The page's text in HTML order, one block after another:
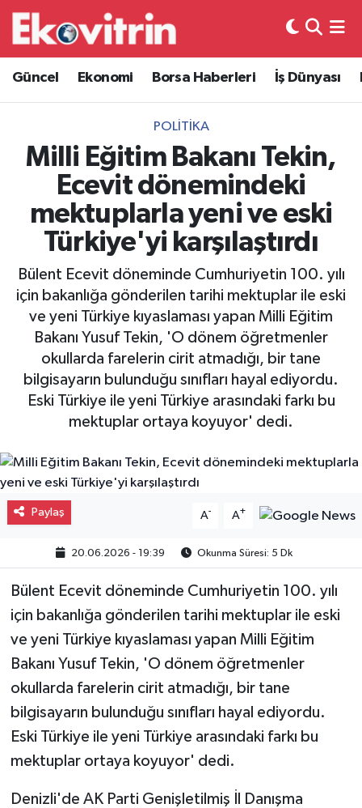
Güncel Ekonomi Borsa Haberleri İş Dünyası
POLITIKA
Milli Eğitim Bakanı Tekin,
Ecevit dönemindeki
mektuplarla yeni ve eski
Türkiye'yi karşılaştırdı
Bülent Ecevit döneminde Cumhuriyetin 100. yılı
için bakanlığa gönderilen tarihi mektuplar ile eski
ve yeni Türkiye kıyaslaması yapan Milli Eğitim
Bakanı Yusuf Tekin, 'O dönem öğretmenler
okullarda farelerin cirit atmadığı, bir tane
bilgisayarın bulunduğu sınıfları hayal ediyordu.
Eski Türkiye ile yeni Türkiye arasındaki farkı bu
mektuplar ortaya koyuyor' dedi.
Paylaş A- A+
20.06.2026 - 19:39 Okunma Süresi: 5 Dk
Bülent Ecevit döneminde Cumhuriyetin 100. yılı
için bakanlığa gönderilen tarihi mektuplar ile eski
ve yeni Türkiye kıyaslaması yapan Milli Eğitim
Bakanı Yusuf Tekin, 'O dönem öğretmenler
okullarda farelerin cirit atmadığı, bir tane
bilgisayarın bulunduğu sınıfları hayal ediyordu.
Eski Türkiye ile yeni Türkiye arasındaki farkı bu
mektuplar ortaya koyuyor' dedi.
Denizli'de AK Parti Genişletilmiş İl Danışma
Güncel
Ekonomi
Borsa Haberleri
İş Dünyası
Lojistik
Otovitrin
Asayiş
Magazin
Gayrimenkul
Hava Durumu
Trafik Durumu
Süper Lig Puan Durumu ve Fikstür
Tüm Manşetler
Son Dakika Haberleri
Haber Arşivi